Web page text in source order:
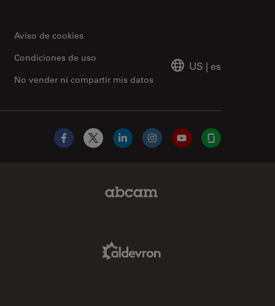
Aviso de cookies
No vender ni compartir mis datos
Condiciones de uso
US | es
Facebook
X LinkedInInstagramYouTubeGlassdoor